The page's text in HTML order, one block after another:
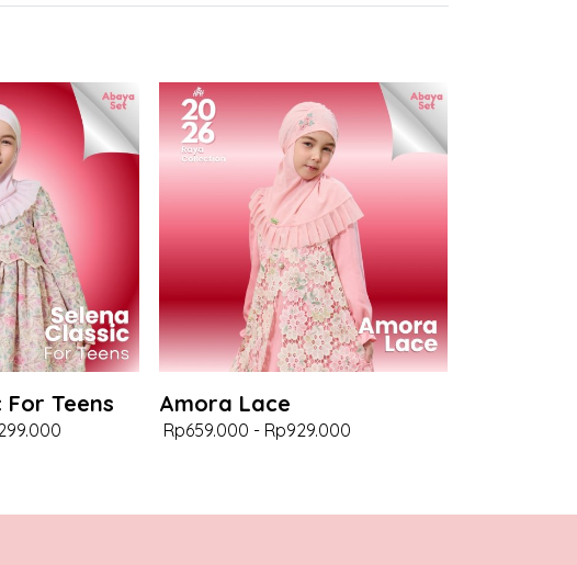
For Teens Amora Lace
Rp659.000 - Rp929.000